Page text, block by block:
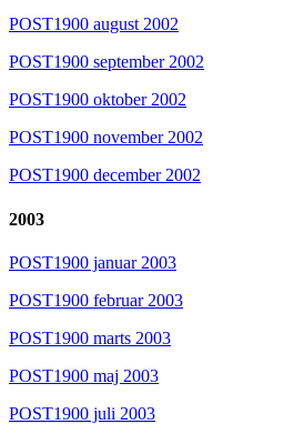
POST1900 august 2002
POST1900 september 2002
POST1900 oktober 2002
POST1900 november 2002
POST1900 december 2002
2003
POST1900 januar 2003
POST1900 februar 2003
POST1900 marts 2003
POST1900 maj 2003
POST1900 juli 2003